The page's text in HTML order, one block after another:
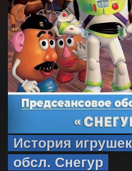
История
обсл. Снегур